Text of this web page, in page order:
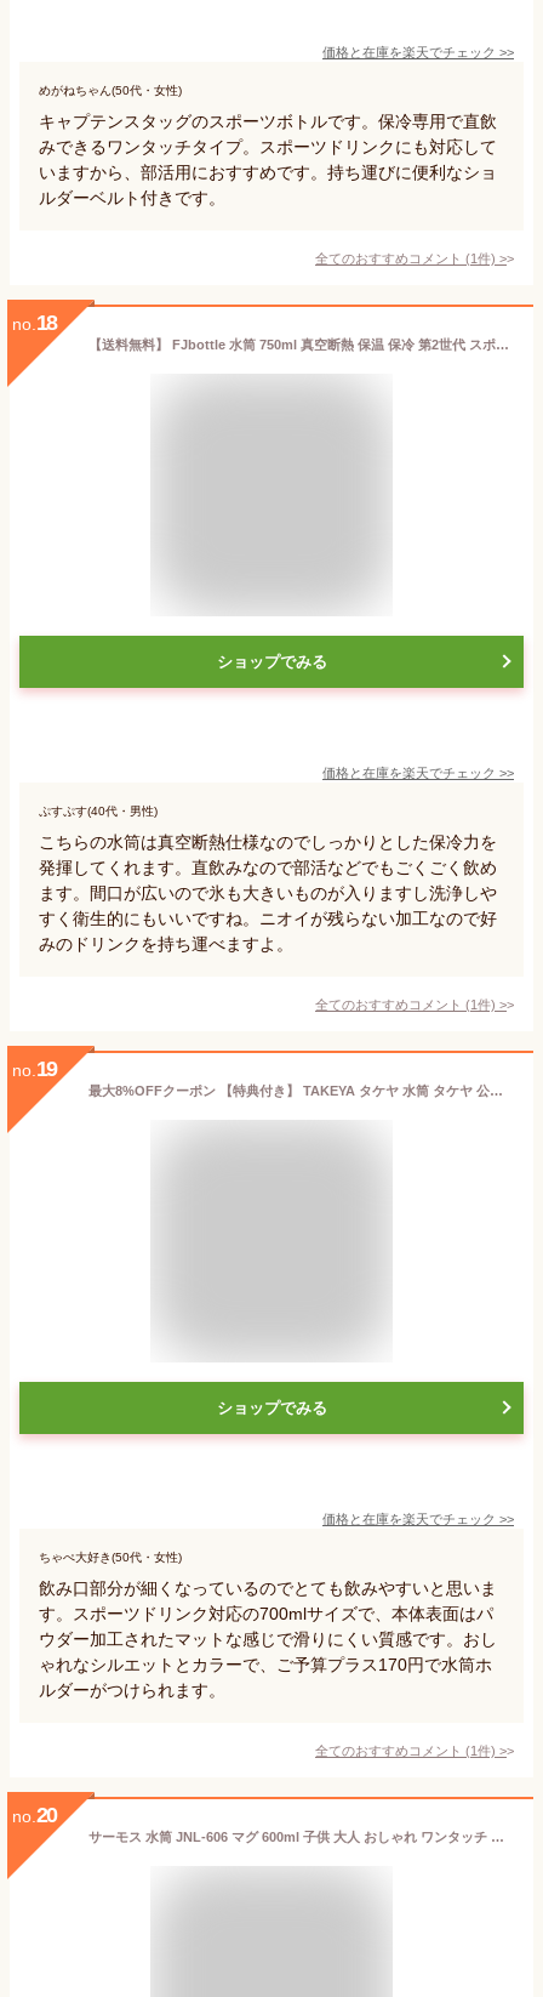
価格と在庫を楽天でチェック >>
めがねちゃん(50代・女性)
キャプテンスタッグのスポーツボトルです。保冷専用で直飲
みできるワンタッチタイプ。スポーツドリンクにも対応して
いますから、部活用におすすめです。持ち運びに便利なショ
ルダーベルト付きです。
全てのおすすめコメント (1件) >
no. 18
【送料無料】 FJbottle 水筒 750ml 真空断熱 保温 保冷 第2世代 スポーツボトル 直飲み ステンレスボトル スポーツ飲料対応 水筒カバー付き 男の子 女の子 大人 子供 NKL-750
ショップでみる
価格と在庫を楽天でチェック >>
ぷすぷす(40代・男性)
こちらの水筒は真空断熱仕様なのでしっかりとした保冷力を
発揮してくれます。直飲みなので部活などでもごくごく飲め
ます。間口が広いので氷も大きいものが入りますし洗浄しや
すく衛生的にもいいですね。ニオイが残らない加工なので好
みのドリンクを持ち運べますよ。
全てのおすすめコメント (1件) >
no. 19
最大8%OFFクーポン 【特典付き】 TAKEYA タケヤ 水筒 タケヤ 公式 アクティブライン 700ml クッチーナホーム 送料無料 タケヤ 水筒 タケヤフラスク 水筒 水筒 スポーツ 水筒 スポーツドリンク対応 水筒 直のみ 水筒 ジム 水筒 部活 大容量 水筒 直飲み ステンレス
ショップでみる
価格と在庫を楽天でチェック >>
ちゃぺ大好き(50代・女性)
飲み口部分が細くなっているのでとても飲みやすいと思いま
す。スポーツドリンク対応の700mlサイズで、本体表面はパ
ウダー加工されたマットな感じで滑りにくい質感です。おし
ゃれなシルエットとカラーで、ご予算プラス170円で水筒ホ
ルダーがつけられます。
全てのおすすめコメント (1件) >
no. 20
サーモス 水筒 JNL-606 マグ 600ml 子供 大人 おしゃれ ワンタッチ 直飲み ステンレス製 保冷 保温 軽量 スポーツドリンクOK/